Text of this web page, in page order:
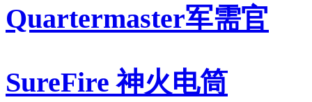
Quartermaster军需官
SureFire 神火电筒